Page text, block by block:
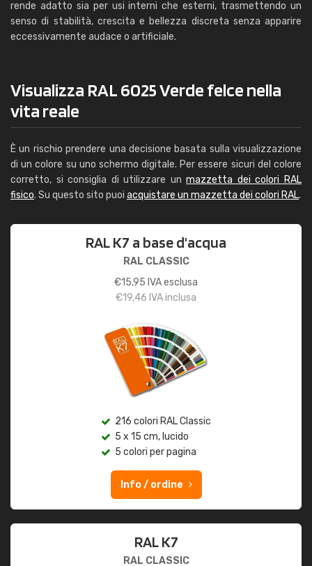
rende adatto sia per usi interni che esterni, trasmettendo un
senso di stabilità, crescita e bellezza discreta senza apparire
eccessivamente audace o artificiale.
Visualizza RAL 6025 Verde felce nella
vita reale
È un rischio prendere una decisione basata sulla visualizzazione
di un colore su uno schermo digitale. Per essere sicuri del colore
corretto, si consiglia di utilizzare unmazzetta dei colori RAL
fisico. Su questo sito puoi acquistare un mazzetta dei colori RAL.
RAL K7 a base d'acqua
RAL CLASSIC
€15,95 IVA esclusa
€19,46 IVA inclusa
216 colori RAL Classic
5 x 15 cm, lucido
5 colori per pagina
Info / ordine
RAL K7
RAL CLASSIC